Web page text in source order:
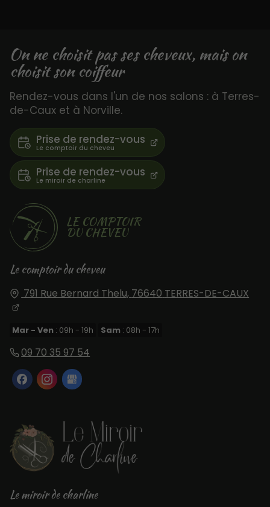
LE COMPTOIR
DU CHEVEU
Le comptoir du cheveu
791 Rue Bernard Thelu, 76640 TERRES-DE-CAUX
Mar - Ven : 09h - 19h Sam : 08h - 17h
09 70 35 97 54
Le miroir de charline
On ne choisit pas ses cheveux, mais on
choisit son coiffeur
Rendez-vous dans l'un de nos salons : à Terres-
de-Caux et à Norville.
Prise de rendez-vous
Prise de rendez-vous